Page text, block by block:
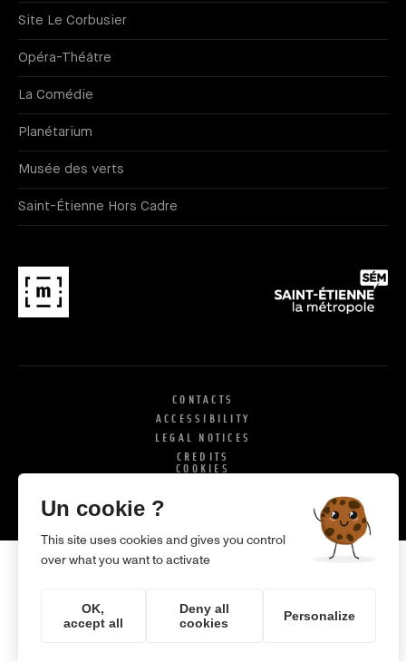
Site Le Corbusier
Opéra-Théâtre
La Comédie
Planétarium
Musée des verts
Saint-Étienne Hors Cadre
CONTACTS
ACCESSIBILITY
LEGAL NOTICES
CREDITS
COOKIES
Un cookie ?
This site uses cookies and gives you control
over what you want to activate
OK,
accept all
Deny all
cookies
Personalize